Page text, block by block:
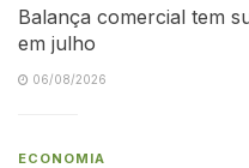
Balança comercial tem
em julho
06/08/2026
ECONOMIA